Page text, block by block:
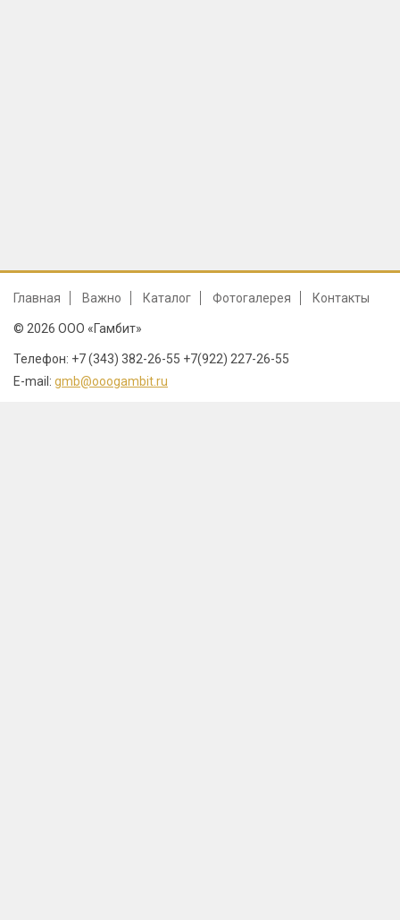
Главная Важно Каталог Фотогалерея Контакты
© 2026 ООО «Гамбит»
Телефон: +7 (343) 382-26-55 +7(922) 227-26-55
E-mail: gmb@ooogambit.ru